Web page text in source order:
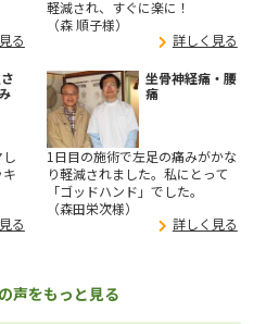
る
軽減され、すぐに楽に！
（森 順子様）
詳しく見る
る
坐骨神経痛・腰
痛
1日目の施術で左足の痛みがかな
り軽減されました。私にとって
「ゴッドハンド」でした。
（森田栄次様）
詳しく見る
声をもっと見る